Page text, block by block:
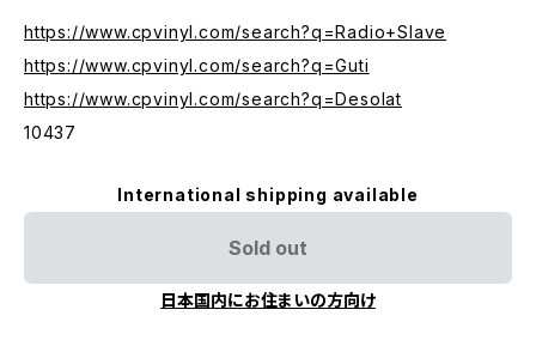
https://www.cpvinyl.com/search?q=Radio+Slave
https://www.cpvinyl.com/search?q=Guti
https://www.cpvinyl.com/search?q=Desolat
10437
International shipping available
Sold out
日本国内にお住まいの方向け